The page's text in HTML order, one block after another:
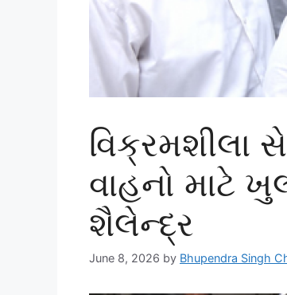
વિક્રમશીલા
વાહનો માટે
શૈલેન્દ્ર
June 8, 2026 by Bhupendra Singh